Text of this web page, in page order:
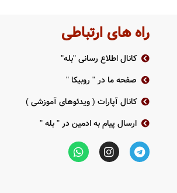
راه های ارتباطی
کانال اطلاع رسانی "بله"
صفحه ما در " روبیکا "
کانال آپارات ( ویدئوهای آموزشی )
ارسال پیام به ادمین در " بله "